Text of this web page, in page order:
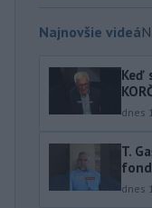
Najnovšie videá
Keď
dnes
T.
dnes